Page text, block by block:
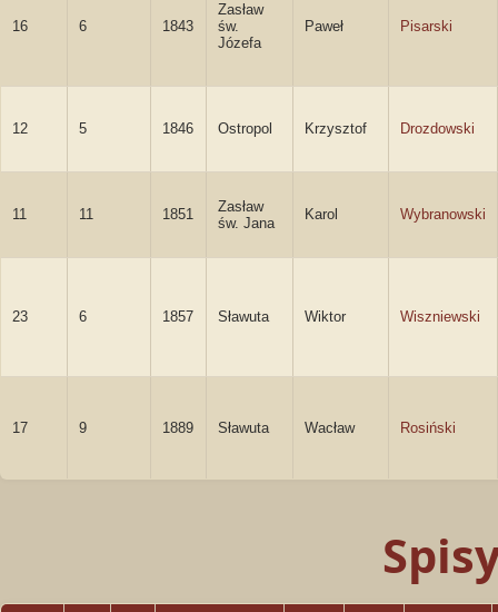
16 6 1843
Zasław
św.
Józefa
Paweł Pisarski
12 5 1846 Ostropol Krzysztof Drozdowski
11 11 1851
Zasław
św. Jana
Karol Wybranowski
23 6 1857 Sławuta Wiktor Wiszniewski
17 9 1889 Sławuta Wacław Rosiński